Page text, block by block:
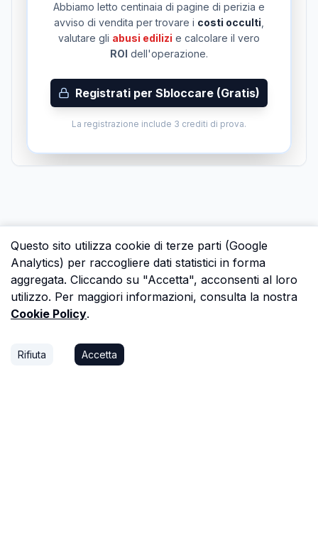
Abbiamo letto centinaia di pagine di perizia e
avviso di vendita per trovare i costi occulti
valutare gli abusi edilizi e calcolare il vero
ROI dell'operazione.
Registrati per Sbloccare (Gratis)
La registrazione include 3 crediti di prova.
Questo sito utilizza cookie di terze parti (Google
Analytics) per raccogliere dati statistici in forma
aggregata. Cliccando su "Accetta", acconsenti al loro
utilizzo. Per maggiori informazioni, consulta la nostra
Cookie Policy.
Rifiuta Accetta